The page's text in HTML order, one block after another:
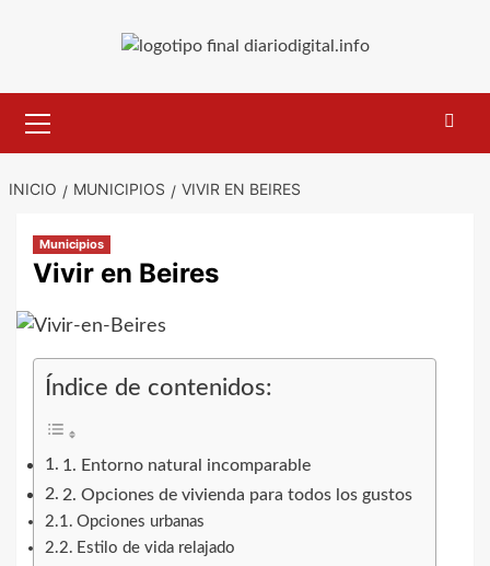
primario
INICIO MUNICIPIOS VIVIR EN BEIRES
Municipios
Vivir en Beires
Índice de contenidos:
1. Entorno natural incomparable
2. Opciones de vivienda para todos los gustos
Opciones urbanas
Estilo de vida relajado